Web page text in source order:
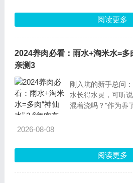
阅读更多
2024养肉必看：雨水+淘米水=多
亲测3
刚入坑的新手总问
水长得水灵，可听
混着浇吗？"作为养
2026-08-08
阅读更多